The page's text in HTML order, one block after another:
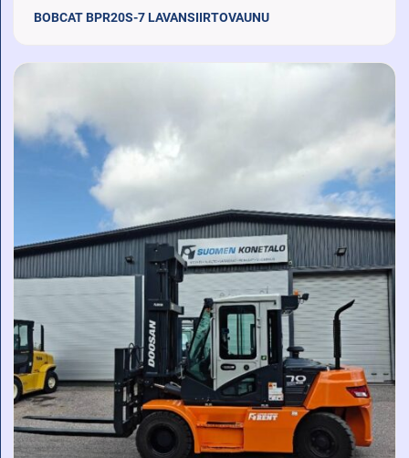
BOBCAT BPR20S-7 LAVANSIIRTOVAUNU
2024 Sähkö 675 h
2000 kg
KATSO LISÄTIEDOT